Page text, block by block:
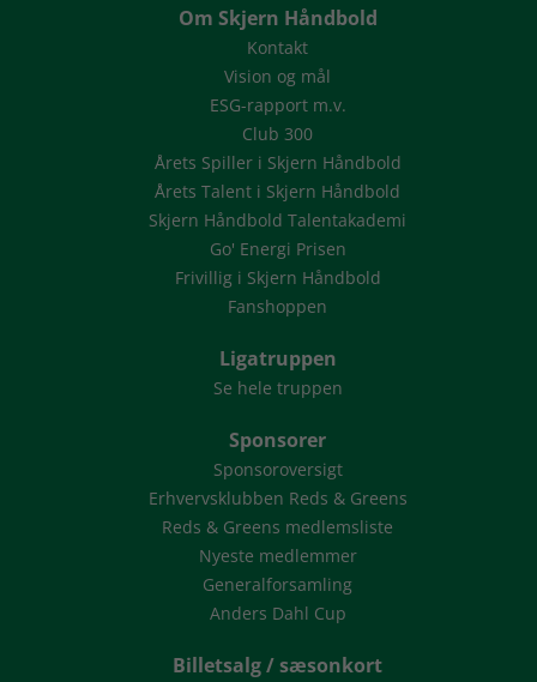
Om Skjern Håndbold
Kontakt
Vision og mål
ESG-rapport m.v.
Club 300
Årets Spiller i Skjern Håndbold
Årets Talent i Skjern Håndbold
Skjern Håndbold Talentakademi
Go' Energi Prisen
Frivillig i Skjern Håndbold
Fanshoppen
Ligatruppen
Se hele truppen
Sponsorer
Sponsoroversigt
Erhvervsklubben Reds & Greens
Reds & Greens medlemsliste
Nyeste medlemmer
Generalforsamling
Anders Dahl Cup
Billetsalg / sæsonkort